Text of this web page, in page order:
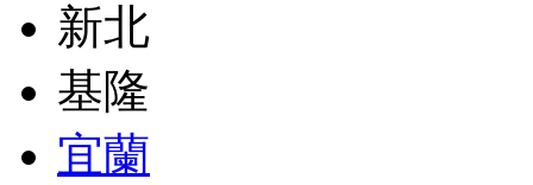
新北
基隆
宜蘭